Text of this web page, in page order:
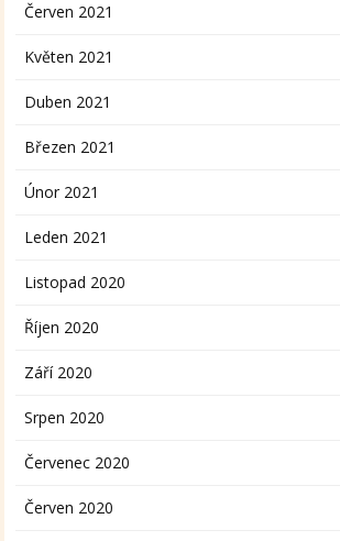
Červen 2021
Květen 2021
Duben 2021
Březen 2021
Únor 2021
Leden 2021
Listopad 2020
Říjen 2020
Září 2020
Srpen 2020
Červenec 2020
Červen 2020